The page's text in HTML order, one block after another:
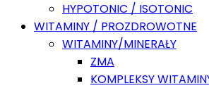
HYPOTONIC / ISOTONIC
WITAMINY / PROZDROWOTNE
WITAMINY/MINERAŁY
ZMA
KOMPLEKSY